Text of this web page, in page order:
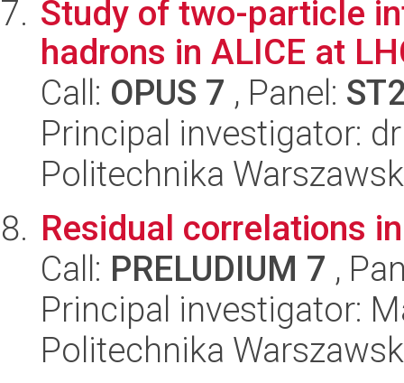
Study of two-particle
hadrons in ALICE at
Call: OPUS 7 , Panel:
Principal investigator:
Politechnika
Residual correlations
Call: PRELUDIUM 7 ,
Principal investigator:
Politechnika